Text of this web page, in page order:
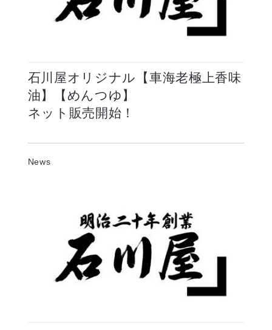
石川屋オリジナル【車海老極上香味
油】【めんつゆ】
ネット販売開始！
News